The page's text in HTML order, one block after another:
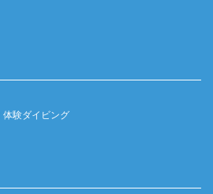
体験ダイビング